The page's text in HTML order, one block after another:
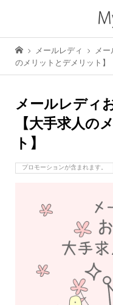
メールレディ
メ
のメリットとデメリット】
メールレディ
【大手求人の
ト】
プロモーションが含まれます。